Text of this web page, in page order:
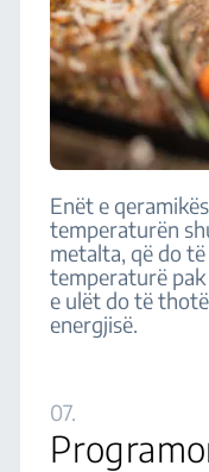
Enët e
temperaturën
metalta, që do
temperaturë
e ulët do të
energjisë.
07.